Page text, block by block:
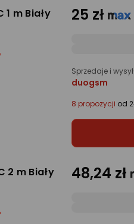
1 m Biały 25 zł
Sprzedaje i
duogsm
8 propozycji od
2 m Biały 48,24 zł